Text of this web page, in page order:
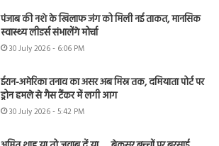
पंजाब की नशे के खिलाफ जंग को मिली नई ताकत, मानसिक
स्वास्थ्य लीडर्स संभालेंगे मोर्चा
30 July 2026 - 6:06 PM
ईरान-अमेरिका तनाव का असर अब मिस्र तक, दमियाता पोर्ट पर
ड्रोन हमले से गैस टैंकर में लगी आग
30 July 2026 - 5:42 PM